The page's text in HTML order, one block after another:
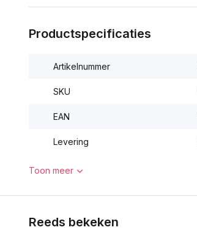
Productspecificaties
Artikelnummer
SKU
EAN
Levering
Toon meer
Reeds bekeken